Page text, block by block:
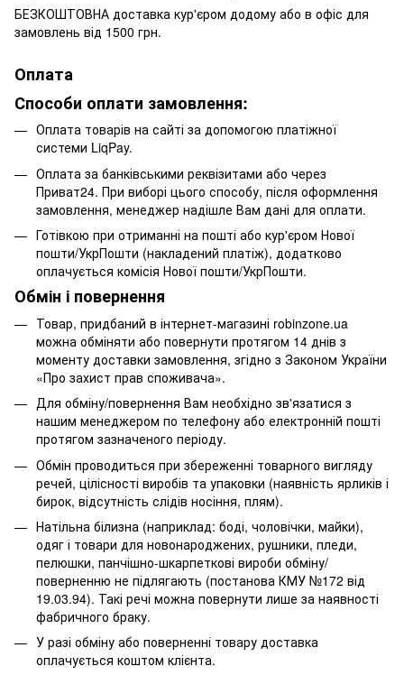
БЕЗКОШТОВНА доставка кур'єром додому або в офіс для
замовлень від 1500 грн.
Оплата
Способи оплати замовлення:
Оплата товарів на сайті за допомогою платіжної
системи LiqPay.
Оплата за банківськими реквізитами або через
Приват24. При виборі цього способу, після оформлення
замовлення, менеджер надішле Вам дані для оплати.
Готівкою при отриманні на пошті або кур'єром Нової
пошти/УкрПошти (накладений платіж), додатково
оплачується комісія Нової пошти/УкрПошти.
Обмін і повернення
Товар, придбаний в інтернет-магазині robinzone.ua
можна обміняти або повернути протягом 14 днів з
моменту доставки замовлення, згідно з Законом України
«Про захист прав споживача».
Для обміну/повернення Вам необхідно зв'язатися з
нашим менеджером по телефону або електронній пошті
протягом зазначеного періоду.
Обмін проводиться при збереженні товарного вигляду
речей, цілісності виробів та упаковки (наявність ярликів і
бирок, відсутність слідів носіння, плям).
Натільна білизна (наприклад: боді, чоловічки, майки),
одяг і товари для новонароджених, рушники, пледи,
пелюшки, панчішно-шкарпеткові вироби обміну/
поверненню не підлягають (постанова КМУ №172 від
19.03.94). Такі речі можна повернути лише за наявності
фабричного браку.
У разі обміну або поверненні товару доставка
оплачується коштом клієнта.